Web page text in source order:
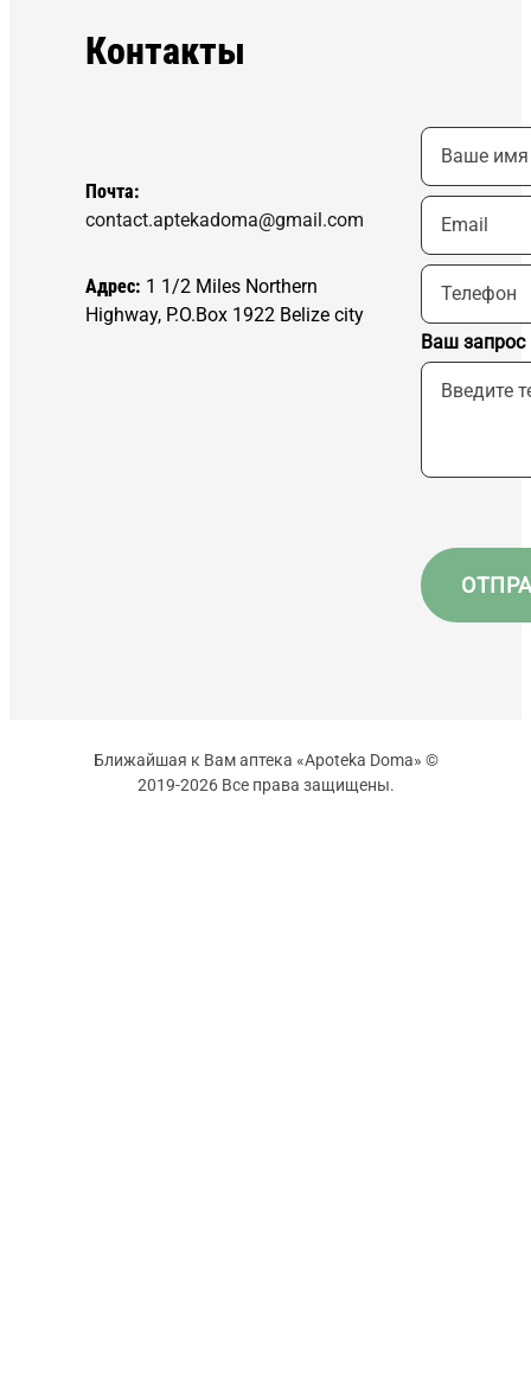
Контакты
Почта:
contact.aptekadoma@gmail.com
Адрес: 1 1/2 Miles Northern
Highway, P.O.Box 1922 Belize city
Ваш запрос
Ближайшая к Вам аптека «Apoteka Doma» ©
2019-2026 Все права защищены.